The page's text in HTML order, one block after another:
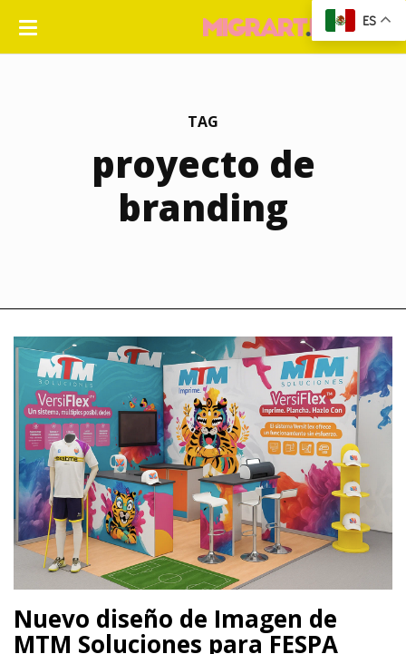
TAG
proyecto de
branding
Nuevo diseño de Imagen de
MTM Soluciones para FESPA
ES